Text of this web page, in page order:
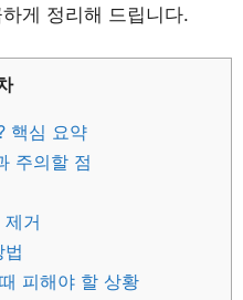
게 정리해 드립니다.
핵심 요약
주의할 점
거
피해야 할 상황